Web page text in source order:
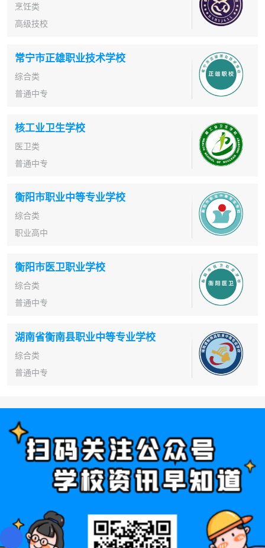
烹饪类
高级技校
常宁市正雄职业技术学校
综合类
普通中专
核工业卫生学校
医卫类
普通中专
衡阳市职业中等专业学校
综合类
职业高中
衡阳市医卫职业学校
综合类
普通中专
湖南省衡南县职业中等专业学校
综合类
普通中专